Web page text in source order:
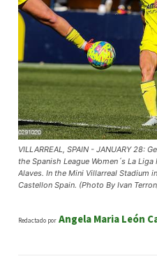
VILLARREAL, SPAIN - JANUARY 28:
the Spanish League Women´s La
Alaves. In the Mini Villarreal Stadium
Castellon Spain. (Photo By Ivan
Redactado por Angela Maria León